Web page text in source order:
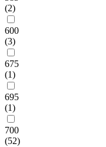
(2)
600
(3)
675
(1)
695
(1)
700
(52)